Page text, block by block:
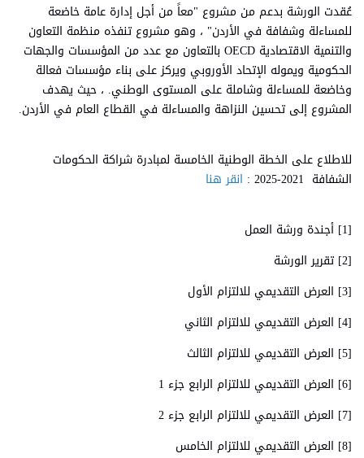
عُقدت الورشة بدعم من مشروع "معاً من أجل إدارة عامة خاضعة
للمساءلة وشفافة في الأردن" ، وهو مشروع تنفذه منظمة التعاون
والتنمية الاقتصادية OECD بالتعاون مع عدد من المؤسسات والجهات
الحكومية ويموله الإتحاد الأوروبي ويركز على بناء مؤسسات فعالة
وخاضعة للمساءلة وشاملة على المستوى الوطني. ، حيث يهدف
المشروع إلى تحسين النزاهة والمساءلة في القطاع العام في الأردن.
للاطلاع على الخطة الوطنية الخامسة لمبادرة شراكة الحكومات
الشفافة 2021-2025 :
انقر هنا
[1] أجندة ورشة العمل
[2] تقرير الورشة
[3] العرض التقديمي للالتزام الأول
[4] العرض التقديمي للالتزام الثاني
[5] العرض التقديمي للالتزام الثالث
[6] العرض التقديمي للالتزام الرابع جزء 1
[7] العرض التقديمي للالتزام الرابع جزء 2
[8] العرض التقديمي للالتزام الخامس